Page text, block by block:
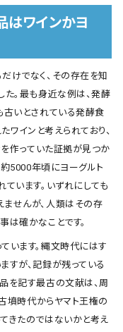
はワインかヨ
けでなく、その存在を知
。最も身近な例は、発酵
古いとされている発酵食
ワインと考えられており、
作っていた証拠が見つか
5000年頃にヨーグルト
います。いずれにしても
せんが、人類はその存
は確かなことです。
います。縄文時代にはす
すが、記録が残っている
を記す最古の文献は、周
墳時代からヤマト王権の
きたのではないかと考え